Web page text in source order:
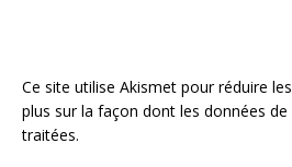
Ce site utilise Akismet pour réduire
plus sur la façon dont les données
traitées.